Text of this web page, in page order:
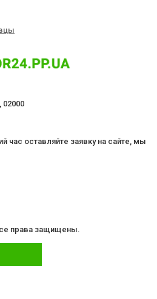
час оставляйте заявку на сайте, мы
права защищены.